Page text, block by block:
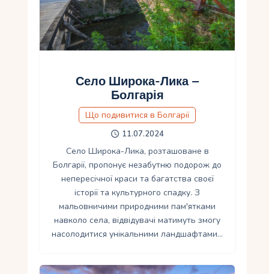
Село Широка-Лика –
Болгарія
Що подивитися в Болгарії
11.07.2024
Село Широка-Лика, розташоване в
Болгарії, пропонує незабутню подорож до
непересічної краси та багатства своєї
історії та культурного спадку. З
мальовничими природними пам'ятками
навколо села, відвідувачі матимуть змогу
насолодитися унікальними ландшафтами…